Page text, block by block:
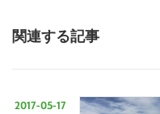
関連する記事
2017-05-17